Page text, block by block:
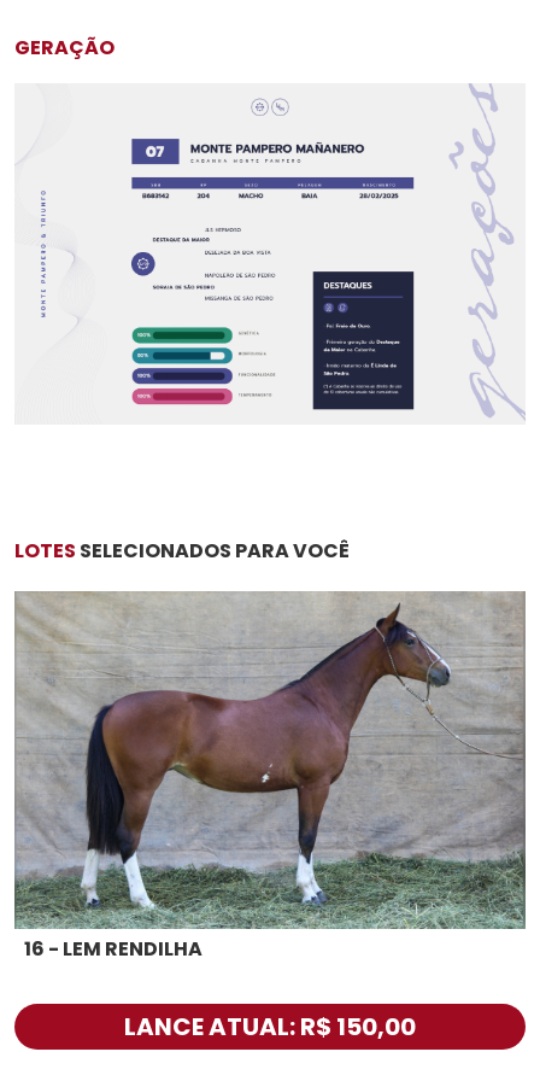
GERAÇÃO
LOTES SELECIONADOS PARA VOCÊ
16 - LEM RENDILHA
LANCE ATUAL: R$ 150,00